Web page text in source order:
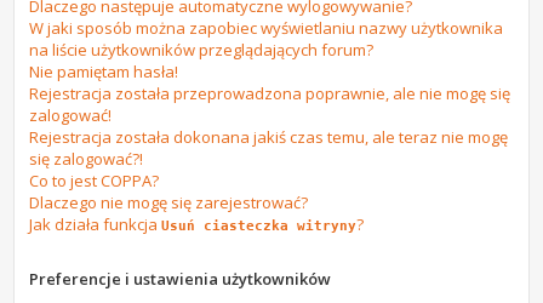
Dlaczego następuje automatyczne wylogowywanie?
W jaki sposób można zapobiec wyświetlaniu nazwy użytkownika
na liście użytkowników przeglądających forum?
Nie pamiętam hasła!
Rejestracja została przeprowadzona poprawnie, ale nie mogę się
zalogować!
Rejestracja została dokonana jakiś czas temu, ale teraz nie mogę
się zalogować?!
Co to jest COPPA?
Dlaczego nie mogę się zarejestrować?
Jak działa funkcjaUsuń ciasteczka witryny?
Preferencje i ustawienia użytkowników